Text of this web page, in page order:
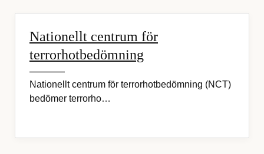
Nationellt centrum för
terrorhotbedömning
Nationellt centrum för terrorhotbedömning (NCT)
bedömer terrorho…